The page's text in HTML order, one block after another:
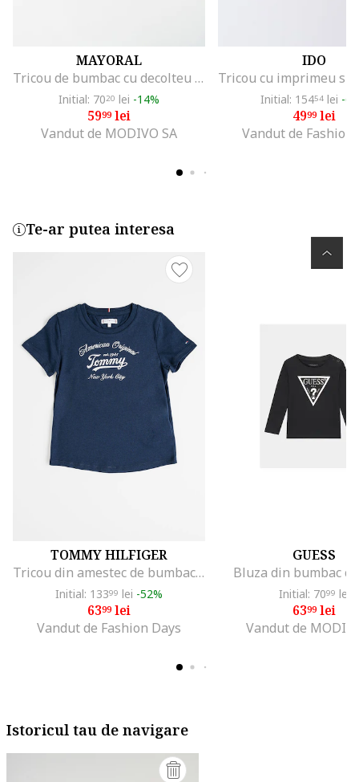
MAYORAL
Tricou de bumbac cu decolteu la baza gatului, Alb/Negru/Roz
Initial: 7020 lei -14%
5999lei
Vandut de MODIVO SA
IDO
Initial: 15454 lei -
4999lei
Vandut de Fashion
Te-ar putea interesa
TOMMY HILFIGER
Tricou din amestec de bumbac organic si imprimeu logo, Argintiu/Bleumarin
Initial: 13399 lei -52%
6399lei
Vandut de Fashion Days
GUESS
Bluza din bumbac
Initial: 7099 lei
6399lei
Vandut de
Istoricul tau de navigare